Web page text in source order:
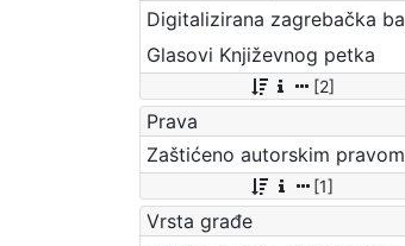
Glasovi Književnog petka
[2]
Prava
Zaštićeno autorskim pravom
[1]
Vrsta građe